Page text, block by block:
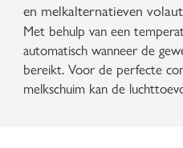
en melkalternatieven
Met behulp van een
automatisch wanneer de
bereikt. Voor de perfecte
melkschuim kan de